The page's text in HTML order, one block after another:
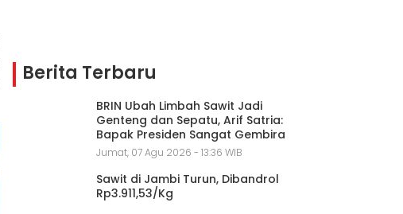
Berita Terbaru
BRIN Ubah Limbah Sawit Jadi
Genteng dan Sepatu, Arif Satria:
Bapak Presiden Sangat Gembira
Jumat, 07 Agu 2026 - 13:36 WIB
Sawit di Jambi Turun, Dibandrol
Rp3.911,53/Kg